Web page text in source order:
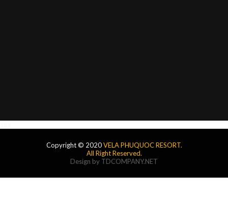
Copyright © 2020VELA PHUQUOC RESORT.
All Right Reserved.
Design by TDCOMPANY.NET